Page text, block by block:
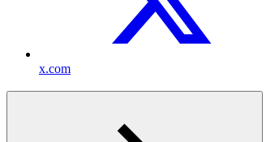
x.com